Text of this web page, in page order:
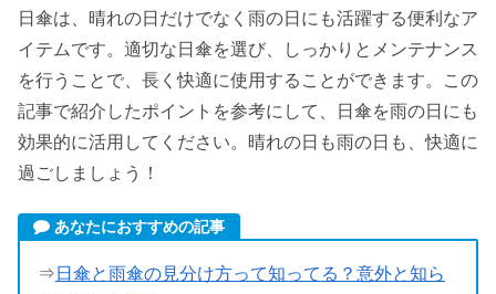
日傘は、晴れの日だけでなく雨の日にも活躍する便利なア
イテムです。適切な日傘を選び、しっかりとメンテナンス
を行うことで、長く快適に使用することができます。この
記事で紹介したポイントを参考にして、日傘を雨の日にも
効果的に活用してください。晴れの日も雨の日も、快適に
過ごしましょう！
あなたにおすすめの記事
⇒ 日傘と雨傘の見分け方って知ってる？意外と知ら